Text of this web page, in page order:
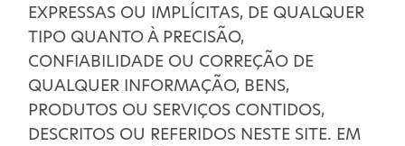
EXPRESSAS OU IMPLÍCITAS, DE QUALQUER
TIPO QUANTO À PRECISÃO,
CONFIABILIDADE OU CORREÇÃO DE
QUALQUER INFORMAÇÃO, BENS,
PRODUTOS OU SERVIÇOS CONTIDOS,
DESCRITOS OU REFERIDOS NESTE SITE. EM